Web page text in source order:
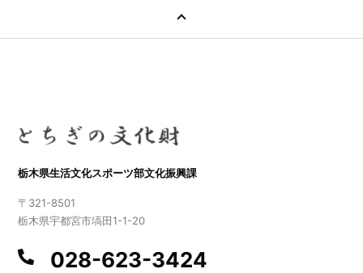
栃木県生活文化スポーツ部文化振興課
〒321-8501
栃木県宇都宮市塙田1-1-20
028-623-3424